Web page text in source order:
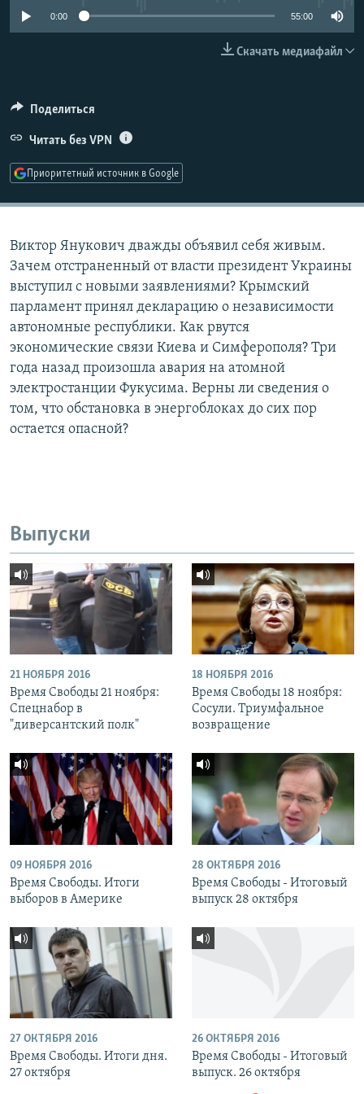
РАСПИСАНИЕ ВЕЩАНИЯ
0:00 55:00
Скачать медиафайл
Поделиться
Читать без VPN
Приоритетный источник в Google
Виктор Янукович дважды объявил себя живым.
Зачем отстраненный от власти президент Украины
выступил с новыми заявлениями? Крымский
парламент принял декларацию о независимости
автономные республики. Как рвутся
экономические связи Киева и Симферополя? Три
года назад произошла авария на атомной
электростанции Фукусима. Верны ли сведения о
том, что обстановка в энергоблоках до сих пор
остается опасной?
Выпуски
21 НОЯБРЯ 2016
Время Свободы 21 ноября:
Спецнабор в
"диверсантский полк"
18 НОЯБРЯ 2016
Время Свободы 18 ноября:
Сосули. Триумфальное
возвращение
09 НОЯБРЯ 2016
Время Свободы. Итоги
выборов в Америке
28 ОКТЯБРЯ 2016
Время Свободы - Итоговый
выпуск 28 октября
27 ОКТЯБРЯ 2016
Время Свободы. Итоги дня.
27 октября
26 ОКТЯБРЯ 2016
Время Свободы - Итоговый
выпуск. 26 октября